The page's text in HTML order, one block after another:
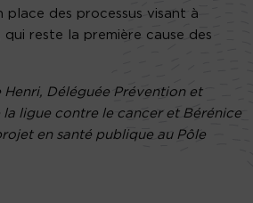
place des processus visant à
qui reste la première cause des
Déléguée Prévention et
la ligue contre le cancer et Bérénice
en santé publique au Pôle